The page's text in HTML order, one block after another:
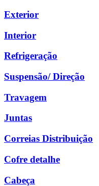
Exterior
Interior
Refrigeração
Suspensão/ Direção
Travagem
Juntas
Correias Distribuição
Cofre detalhe
Cabeça